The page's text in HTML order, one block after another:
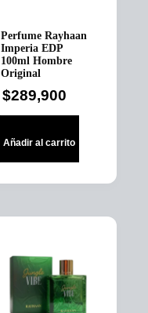
Perfume Rayhaan
Imperia EDP
100ml Hombre
Original
$289,900
Añadir al carrito